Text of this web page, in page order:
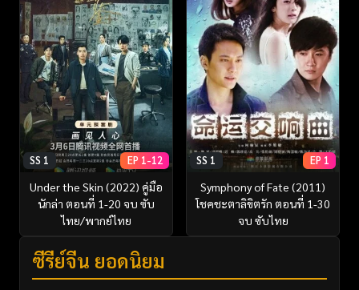
SS 1 EP 1-12
Under the Skin (2022) คู่มือ
นักล่า ตอนที่ 1-20 จบ ซับ
ไทย/พากย์ไทย
SS 1 EP 1
Symphony of Fate (2011)
โชคชะตาลิขิตรัก ตอนที่ 1-30
จบ ซับไทย
ซีรี่ย์จีน ยอดนิยม